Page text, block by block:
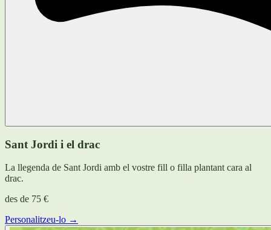
Sant Jordi i el drac
La llegenda de Sant Jordi amb el vostre fill o filla plantant cara al
drac.
des de 75 €
Personalitzeu-lo →